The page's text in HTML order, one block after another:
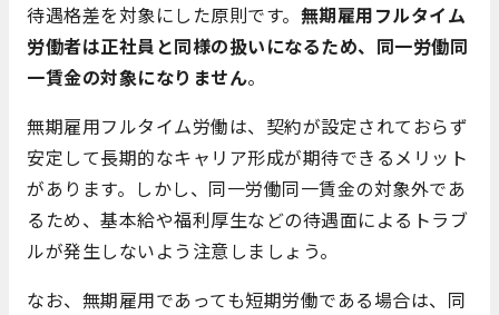
待遇格差を対象にした原則です。 無期雇用フルタイム
労働者は正社員と同様の扱いになるため、同一労働同
一賃金の対象になりません。
無期雇用フルタイム労働は、契約が設定されておらず
安定して長期的なキャリア形成が期待できるメリット
があります。しかし、同一労働同一賃金の対象外であ
るため、基本給や福利厚生などの待遇面によるトラブ
ルが発生しないよう注意しましょう。
なお、無期雇用であっても短期労働である場合は、同